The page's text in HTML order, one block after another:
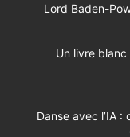
Lord Baden-
Un livre blanc
Danse avec l’IA